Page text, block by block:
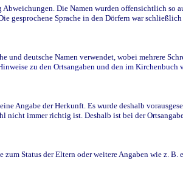
Die Namen wurden offensichtlich so
gesprochene Sprache in den Dörfern war
und deutsche Namen verwendet, wobei mehrere
zu den Ortsangaben und den im Kirchenbuch
Angabe der Herkunft. Es wurde deshalb
nicht immer richtig ist. Deshalb ist bei der
Status der Eltern oder weitere Angaben wie z. B.